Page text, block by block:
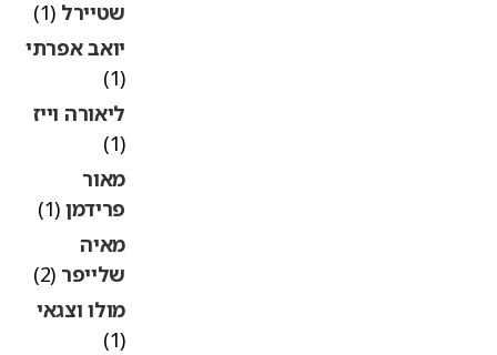
שטיירל(1)
יואב אפרתי
ליאורה וייז
מאור
פרידמן(1)
מאיה
שלייפר(2)
מולו וצגאי